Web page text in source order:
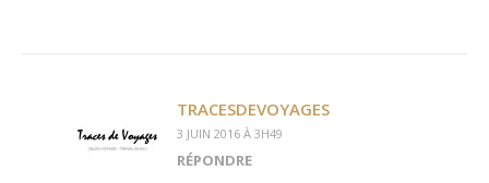
TRACESDEVOYAGES
3 JUIN 2016 À 3H49
RÉPONDRE